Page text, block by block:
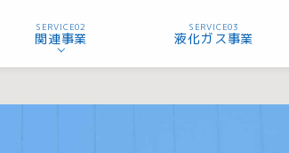
SERVICE02
関連事業
SERVICE03
液化ガス事業